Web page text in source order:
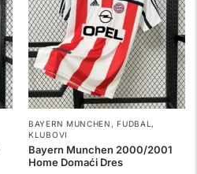
BAYERN MUNCHEN ,FUDBAL ,
KLUBOVI
Bayern Munchen 2000/2001
Home Domaći Dres